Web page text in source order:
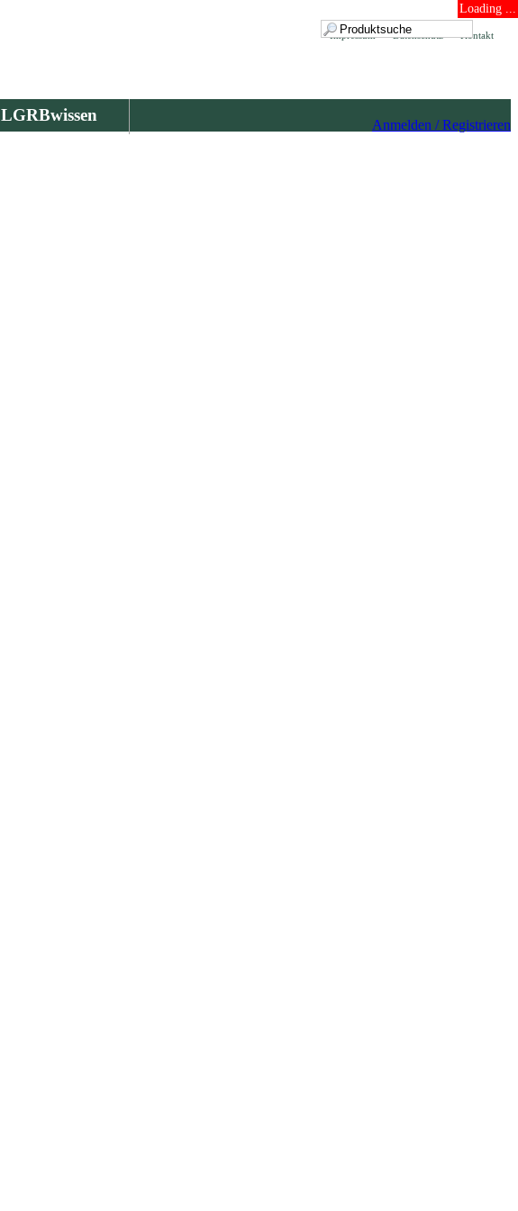
Loading ...
Kontakt
Datenschutz
Impressum
LGRBwissen
Anmelden / Registrieren